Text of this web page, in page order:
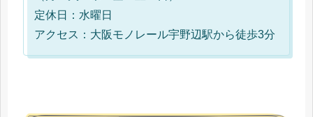
定休日：水曜日
アクセス：大阪モノレール宇野辺駅から徒歩3分